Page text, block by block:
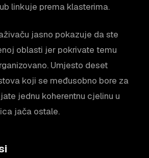
linkuje prema klasterima.
jasno pokazuje da ste
oblasti jer pokrivate temu
Umjesto deset
koji se međusobno bore za
jednu koherentnu cjelinu u
jača ostale.